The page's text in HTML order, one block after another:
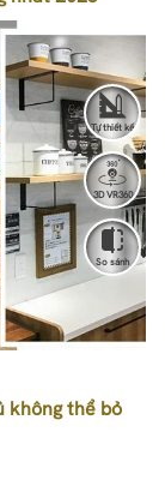
không thể bỏ
Tự thiết kế
3D VR360
So sánh